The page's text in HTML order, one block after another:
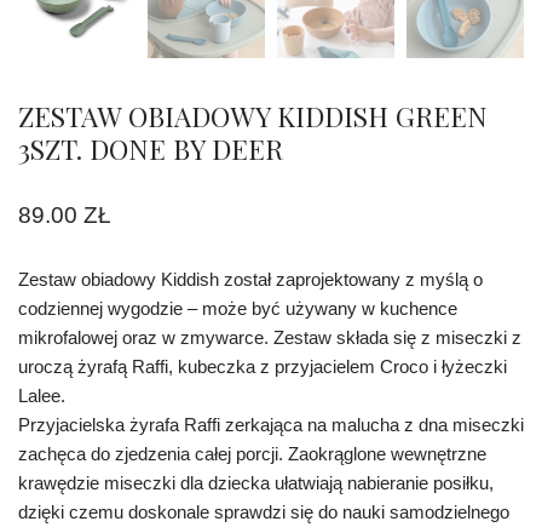
ZESTAW OBIADOWY KIDDISH GREEN
3SZT. DONE BY DEER
89.00 ZŁ
Zestaw obiadowy Kiddish został zaprojektowany z myślą o
codziennej wygodzie – może być używany w kuchence
mikrofalowej oraz w zmywarce. Zestaw składa się z miseczki z
uroczą żyrafą Raffi, kubeczka z przyjacielem Croco i łyżeczki
Lalee.
Przyjacielska żyrafa Raffi zerkająca na malucha z dna miseczki
zachęca do zjedzenia całej porcji. Zaokrąglone wewnętrzne
krawędzie miseczki dla dziecka ułatwiają nabieranie posiłku,
dzięki czemu doskonale sprawdzi się do nauki samodzielnego